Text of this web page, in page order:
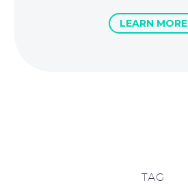
LEARN MORE
TAG